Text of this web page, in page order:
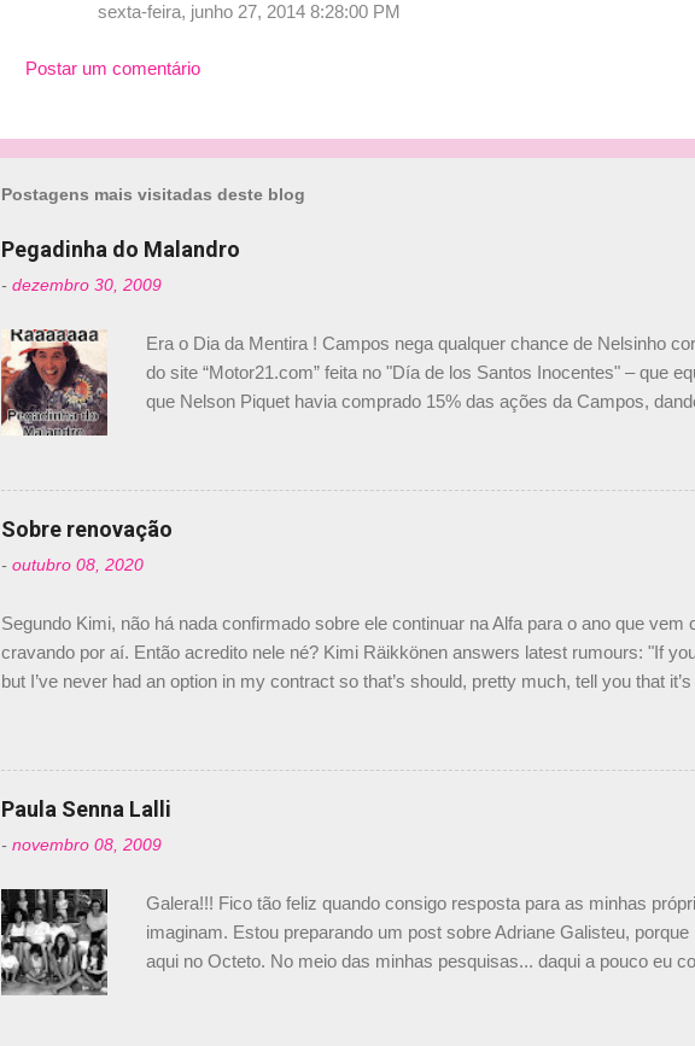
t
i
o
sexta-feira, junho 27, 2014 8:28:00 PM
Postar um comentário
Postagens mais visitadas deste blog
Pegadinha do Malandro
- dezembro 30, 2009
Era o Dia da Mentira ! Campos nega qualquer chance de Nelsinho
do site “Motor21.com” feita no "Día de los Santos Inocentes" – que
que Nelson Piquet havia comprado 15% das ações da Campos,
dirigente foi taxativo ao declarar que o brasileiro não será o
verdade, nós recebemos uma oferta de Piquet", admitiu Audetto.
Senna, não podemos ter dois brasileiros”, explicou, dizendo ainda
Sobre renovação
- outubro 08, 2020
Segundo Kimi, não há nada confirmado sobre ele continuar na Alfa para o ano que
cravando por aí. Então acredito nele né? Kimi Räikkönen answers latest rumours: "If
but I’ve never had an option in my contract so that’s should, pretty much, tell you that
falando sobre o fato do Iceman estar há tantos anos na F1. What is it like to have Kimi
@RGrosjean ! #EifelGP 🇩🇪 #F1 pic.twitter.com/GSAu1LWnwW — Formula 1 (@F1)
Paula Senna Lalli
- novembro 08, 2009
Galera!!! Fico tão feliz quando consigo resposta para as minhas
imaginam. Estou preparando um post sobre Adriane Galisteu,
aqui no Octeto. No meio das minhas pesquisas... daqui a pouco eu
Bruno, é sua irmã caçula, Paula Senna. Fui questionada, porque